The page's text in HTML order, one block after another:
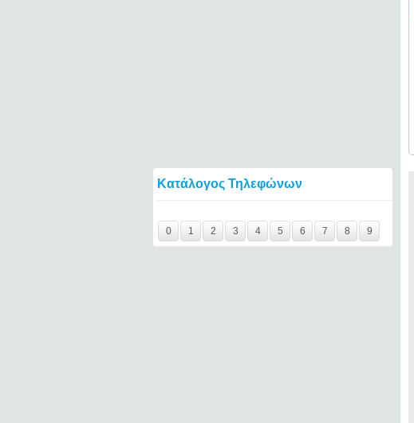
Κατάλογος Τηλεφώνων
0
1 2 3 4 5 6 7 8 9